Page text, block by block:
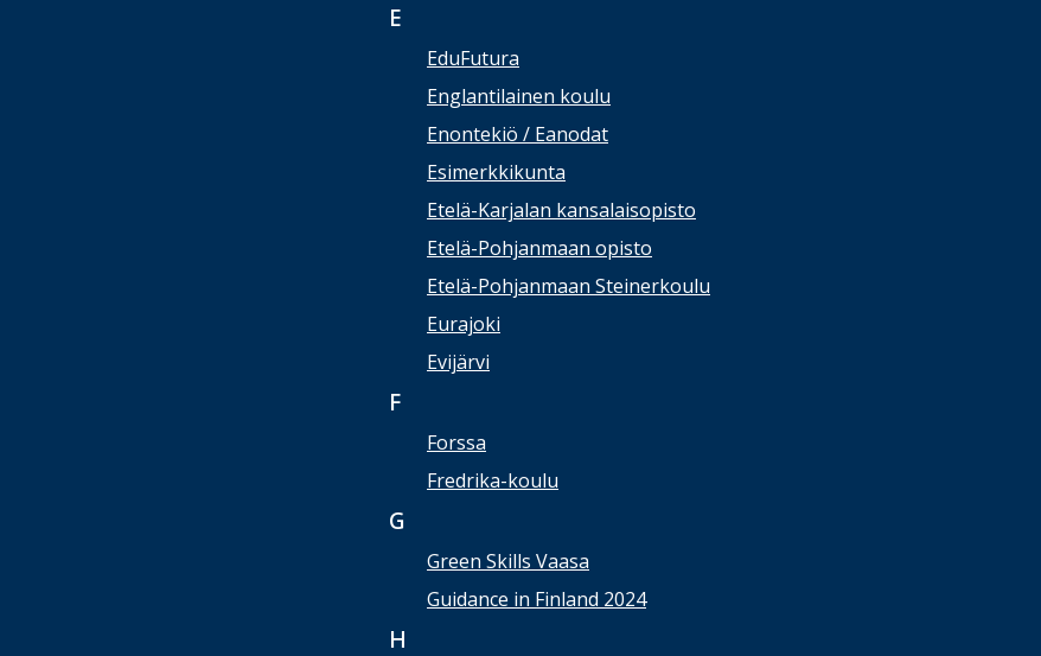
E
EduFutura
Englantilainen koulu
Enontekiö / Eanodat
Esimerkkikunta
Etelä-Karjalan kansalaisopisto
Etelä-Pohjanmaan opisto
Etelä-Pohjanmaan Steinerkoulu
Eurajoki
Evijärvi
F
Forssa
Fredrika-koulu
G
Green Skills Vaasa
Guidance in Finland 2024
H